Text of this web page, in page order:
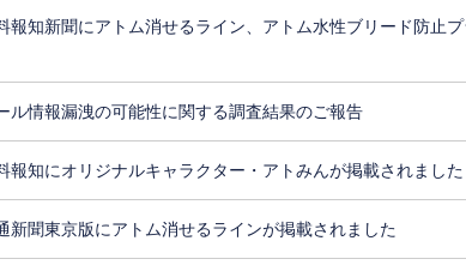
報知新聞にアトム消せるライン、アトム水性ブリード防止
ル情報漏洩の可能性に関する調査結果のご報告
報知にオリジナルキャラクター・アトみんが掲載されました
新聞東京版にアトム消せるラインが掲載されました